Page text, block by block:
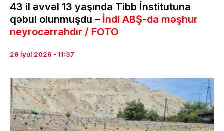
43 il əvvəl 13 yaşında Tibb İnstitutuna
qəbul olunmuşdu – İndi ABŞ-da məşhur
neyrocərrahdır / FOTO
29 İyul 2026 - 11:37